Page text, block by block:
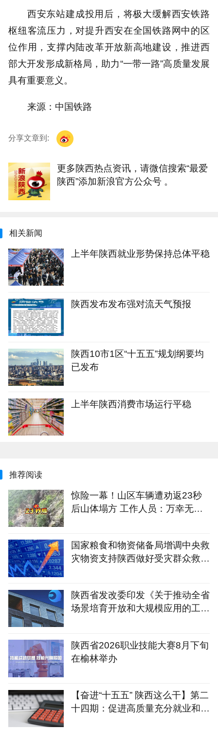
西安东站建成投用后，将极大缓解西安铁路
枢纽客流压力，对提升西安在全国铁路网中的区
位作用，支撑内陆改革开放新高地建设，推进西
部大开发形成新格局，助力“一带一路”高质量发展
具有重要意义。
来源：中国铁路
分享文章到:
更多陕西热点资讯，请微信搜索“最爱
陕西”添加新浪官方公众号 。
相关新闻
上半年陕西就业形势保持总体平稳
陕西发布发布强对流天气预报
陕西10市1区“十五五”规划纲要均
已发布
上半年陕西消费市场运行平稳
推荐阅读
惊险一幕！山区车辆遭劝返23秒
后山体塌方 工作人员：万幸无人
国家粮食和物资储备局增调中央救
灾物资支持陕西做好受灾群众救灾
陕西省发改委印发《关于推动全省
场景培育开放和大规模应用的工作
陕西省2026职业技能大赛8月下旬
在榆林举办
【奋进“十五五” 陕西这么干】第二
十四期：促进高质量充分就业和提